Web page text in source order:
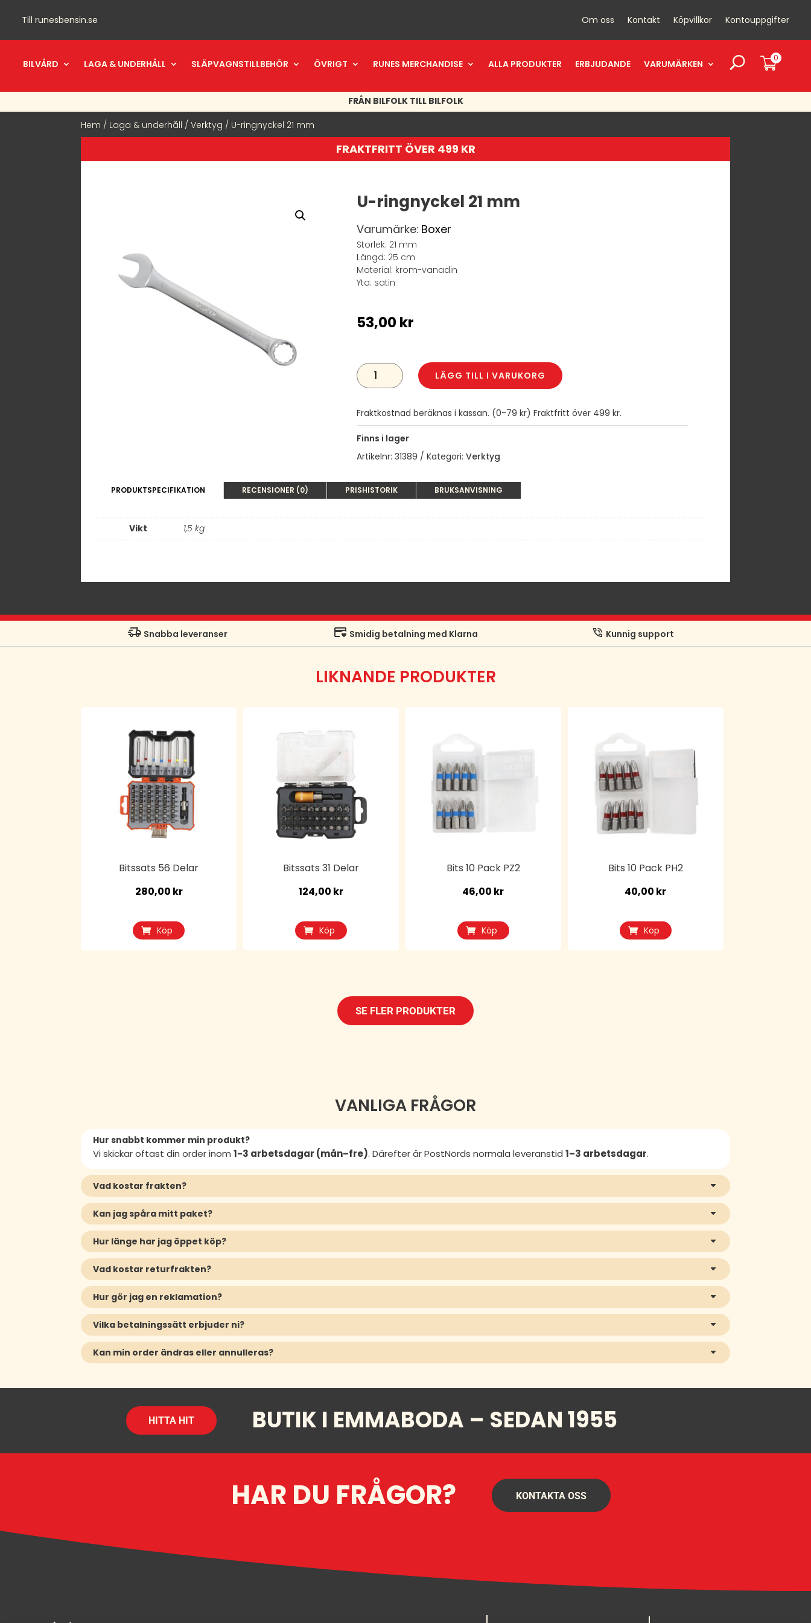
Till runesbensin.se Om oss Kontakt Köpvillkor Kontouppgifter
BILVÅRD LAGA & UNDERHÅLL SLÄPVAGNSTILLBEHÖR ÖVRIGT RUNES MERCHANDISE ALLA PRODUKTER ERBJUDANDE VARUMÄRKEN
0
FRÅN BILFOLK TILL BILFOLK
Hem / Laga & underhåll /Verktyg / U-ringnyckel 21 mm
FRAKTFRITT ÖVER 499 KR
U-ringnyckel 21 mm
Varumärke: Boxer
Storlek: 21 mm
Längd: 25 cm
Material: krom-vanadin
Yta: satin
53,00 kr
U-
RINGNYCKEL
21
MM
LÄGG TILL I VARUKORG
Fraktkostnad beräknas i kassan. (0-79 kr) Fraktfritt över 499 kr.
Finns i lager
Artikelnr: 31389 Kategori: Verktyg
PRODUKTSPECIFIKATION RECENSIONER (0) PRISHISTORIK BRUKSANVISNING
Vikt 1,5 kg
Snabba leveranser Smidig betalning med Klarna Kunnig support
LIKNANDE PRODUKTER
Bitssats 56 Delar
280,00 kr
Köp
Bitssats 31 Delar
124,00 kr
Köp
Bits 10 Pack PZ2
46,00 kr
Köp
Bits 10 Pack PH2
40,00 kr
Köp
SE FLER PRODUKTER
VANLIGA FRÅGOR
Hur snabbt kommer min produkt?
Vi skickar oftast din order inom1-3 arbetsdagar (mån–fre). Därefter är PostNords normala leveranstid1–3 arbetsdagar.
Vad kostar frakten?
Kan jag spåra mitt paket?
Hur länge har jag öppet köp?
Vad kostar returfrakten?
Hur gör jag en reklamation?
Vilka betalningssätt erbjuder ni?
Kan min order ändras eller annulleras?
HITTA HIT BUTIK I EMMABODA – SEDAN 1955
HAR DU FRÅGOR? KONTAKTA OSS